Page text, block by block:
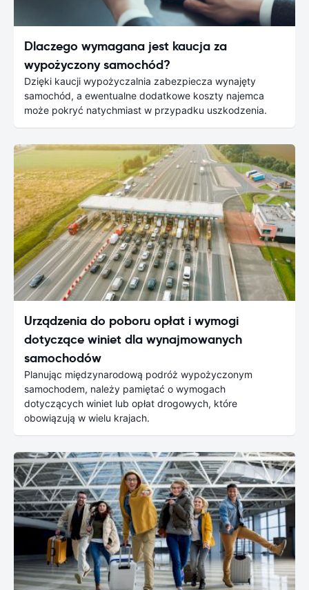
Dlaczego wymagana jest kaucja za
wypożyczony samochód?
Dzięki kaucji wypożyczalnia zabezpiecza wynajęty
samochód, a ewentualne dodatkowe koszty najemca
może pokryć natychmiast w przypadku uszkodzenia.
Urządzenia do poboru opłat i wymogi
dotyczące winiet dla wynajmowanych
samochodów
Planując międzynarodową podróż wypożyczonym
samochodem, należy pamiętać o wymogach
dotyczących winiet lub opłat drogowych, które
obowiązują w wielu krajach.